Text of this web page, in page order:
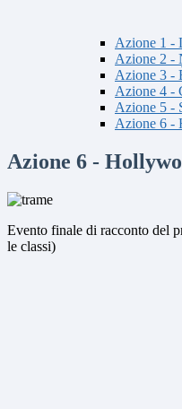
Azione 1 -
Azione 2 -
Azione 3 -
Azione 4 -
Azione 5 -
Azione 6 -
Azione 6 -
Evento finale di racconto del
le classi)